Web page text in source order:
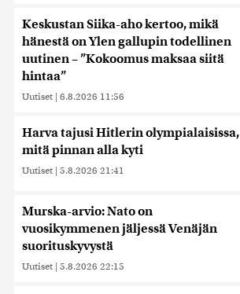
Keskustan Siika-aho kertoo, mikä
hänestä on Ylen gallupin todellinen
uutinen – ”Kokoomus maksaa siitä
hintaa”
Uutiset | 6.8.2026 11:56
Harva tajusi Hitlerin olympialaisissa,
mitä pinnan alla kyti
Uutiset | 5.8.2026 21:41
Murska-arvio: Nato on
vuosikymmenen jäljessä Venäjän
suorituskyvystä
Uutiset | 5.8.2026 22:15